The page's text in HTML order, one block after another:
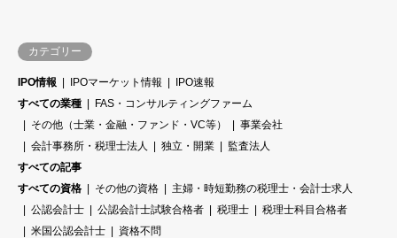
カテゴリー
IPO情報 IPOマーケット情報
IPO速報
すべての業種
FAS・コンサルティングファーム
その他（士業・金融・ファンド・VC等）
事業会社
会計事務所・税理士法人
独立・開業
監査法人
すべての記事
すべての資格
その他の資格
主婦・時短勤務の税理士・会計士求人
公認会計士
公認会計士試験合格者 税理士
税理士科目合格者
米国公認会計士
資格不問